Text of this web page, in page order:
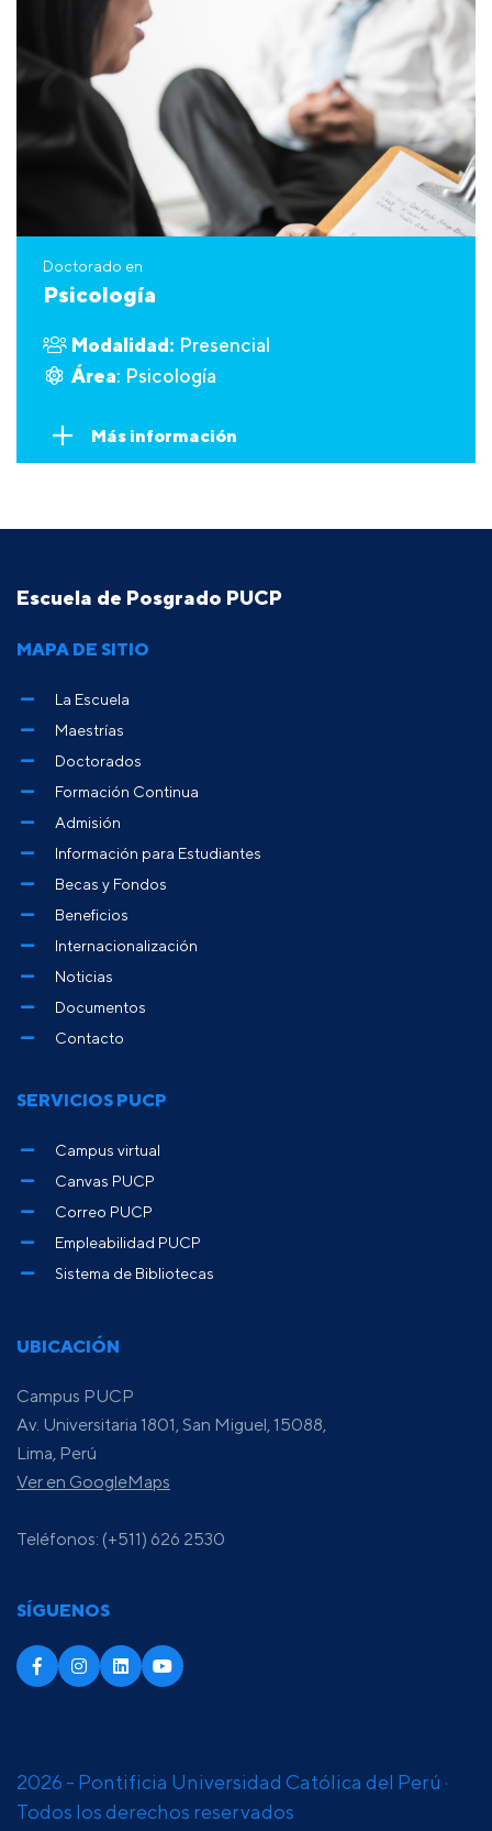
Doctorado en
Psicología
Modalidad: Presencial
Área: Psicología
Más información
Escuela de Posgrado PUCP
UBICACIÓN
Campus PUCP
Av. Universitaria 1801, San Miguel, 15088,
Lima, Perú
Ver en GoogleMaps
Teléfonos: (+511) 626 2530
SÍGUENOS
MAPA DE SITIO
La Escuela
Maestrías
Doctorados
Formación Continua
Admisión
Información para Estudiantes
Becas y Fondos
Beneficios
Internacionalización
Noticias
Documentos
Contacto
SERVICIOS PUCP
Campus virtual
Canvas PUCP
Correo PUCP
Empleabilidad PUCP
Sistema de Bibliotecas
2026 - Pontificia Universidad Católica del Perú ·
Todos los derechos reservados